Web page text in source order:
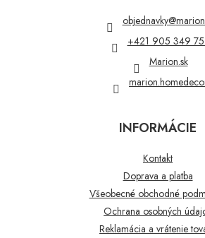
objednavky@
+421 905 349
Marion.sk
INFORMÁCIE
Kontakt
Doprava a platba
Všeobecné obchodné
Ochrana osobných
Reklamácia a vrátenie